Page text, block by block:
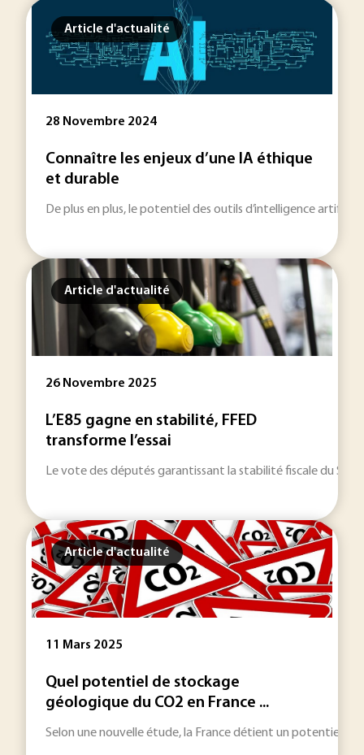
Article d'actualité
28 Novembre 2024
Connaître les enjeux d’une IA éthique
et durable
De plus en plus, le potentiel des outils d’intelligence
Article d'actualité
26 Novembre 2025
L’E85 gagne en stabilité, FFED
transforme l’essai
Le vote des députés garantissant la stabilité fiscale du
Article d'actualité
11 Mars 2025
Quel potentiel de stockage
géologique du CO2 en France ...
Selon une nouvelle étude, la France détient un potentiel